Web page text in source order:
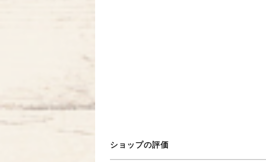
ショップの評価